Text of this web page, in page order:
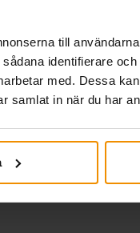
till
identifierare
med. Dessa
samlat in när du har
system
vanligt för alla
tidrapport eller…